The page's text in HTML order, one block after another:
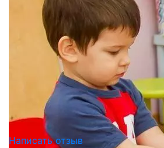
Написать отзыв